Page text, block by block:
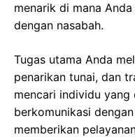
menarik di mana
dengan nasabah.
Tugas utama Anda
penarikan tunai, dan
mencari individu
berkomunikasi
memberikan